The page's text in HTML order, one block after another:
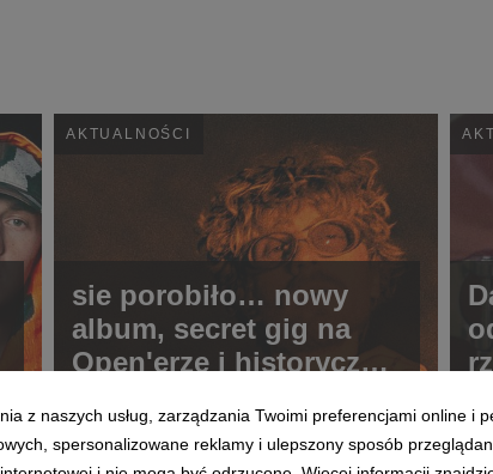
AKTUALNOŚCI
sie porobiło… nowy
album, secret gig na
Open'erze i historyczny
Wiśle
z naszych usług, zarządzania Twoimi preferencjami online i
spersonalizowane reklamy i ulepszony sposób